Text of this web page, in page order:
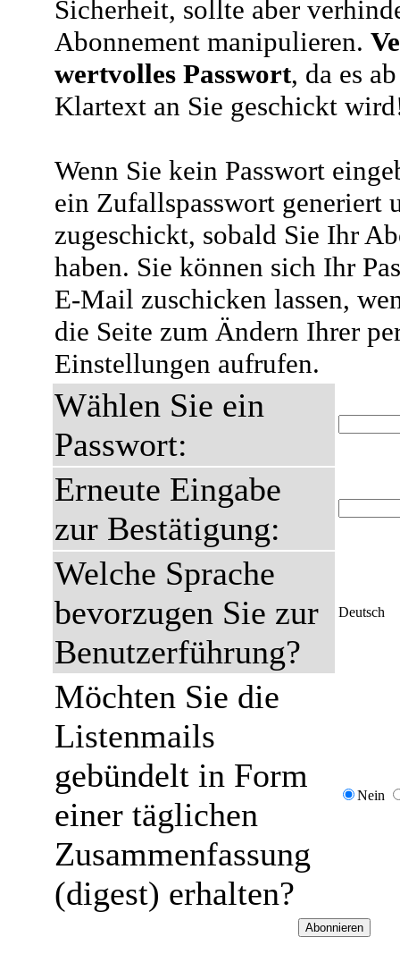
Sicherheit, sollte aber
Abonnement manipulieren.
wertvolles Passwort, da es
Klartext an Sie geschickt
Wenn Sie kein Passwort
ein Zufallspasswort generiert
zugeschickt, sobald Sie Ihr
haben. Sie können sich Ihr
E-Mail zuschicken lassen,
die Seite zum Ändern Ihrer
Einstellungen aufrufen.
Wählen Sie ein
Passwort:
Erneute Eingabe
zur Bestätigung:
Welche Sprache
bevorzugen Sie zur
Benutzerführung?
Deutsch
Möchten Sie die
Listenmails
gebündelt in Form
einer täglichen
Zusammenfassung
(digest) erhalten?
Nein